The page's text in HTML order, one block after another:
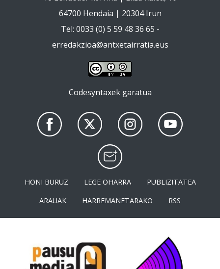
64700 Hendaia | 20304 Irun
Tel: 0033 (0) 5 59 48 36 65 -
erredakzioa@antxetairratia.eus
Codesyntaxek garatua
HONI BURUZ LEGE OHARRA
PUBLIZITATEA
ARAUAK
HARREMANETARAKO RSS